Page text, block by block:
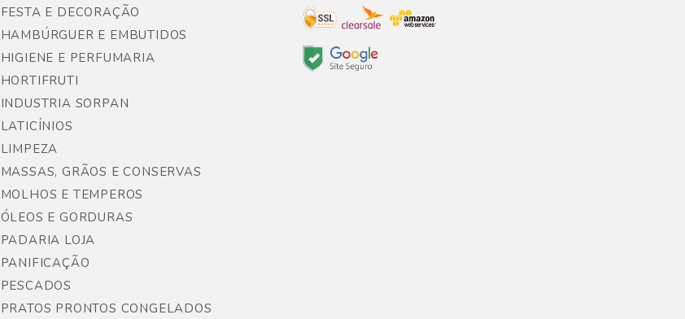
FESTA E DECORAÇÃO
HAMBÚRGUER E EMBUTIDOS
HIGIENE E PERFUMARIA
HORTIFRUTI
INDUSTRIA SORPAN
LATICÍNIOS
LIMPEZA
MASSAS, GRÃOS E CONSERVAS
MOLHOS E TEMPEROS
ÓLEOS E GORDURAS
PADARIA LOJA
PANIFICAÇÃO
PESCADOS
PRATOS PRONTOS CONGELADOS